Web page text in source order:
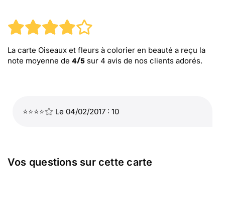
La carte Oiseaux et fleurs à colorier en beauté a reçu la
note moyenne de 4/5 sur 4 avis de nos clients adorés.
⭐⭐⭐⭐ Le 04/02/2017 : 10
Vos questions sur cette carte